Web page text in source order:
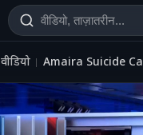
वीडियो Amaira Suicide